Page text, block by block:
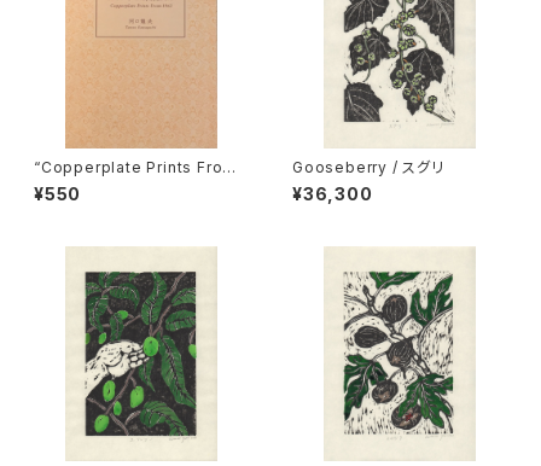
“Copperplate Prints From 1
963” / 『1963年の銅版画より』
¥550
Gooseberry / スグリ
¥36,300